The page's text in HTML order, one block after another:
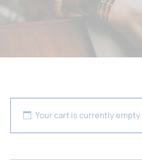
Your cart is currently empty.